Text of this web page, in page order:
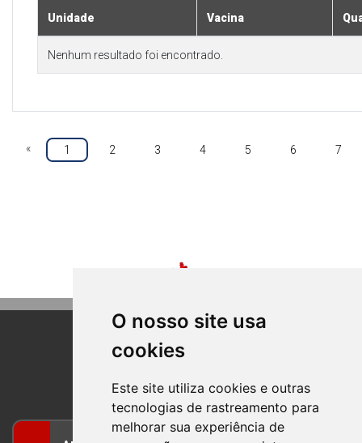
O nosso site usa
cookies
Este site utiliza cookies e outras
tecnologias de rastreamento para
melhorar sua experiência de
Unidade Vacina
Nenhum resultado foi encontrado.
« 1 2 3 4 5 6 7
BOM PRINCIPIO
RIO GRANDE DO SUL